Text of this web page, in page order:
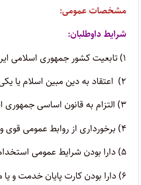
مشخصات عمومی:
شرایط داوطلبان:
۱) تابعیت کشور جمهوری اسلامی ایران.
۲) اعتقاد به دین مبین اسلام یا یکی از ادیان شناخته شده در قانون اساسی جمهوری اسلامی ایران.
۳) التزام به قانون اساسی جمهوری اسلامی ایران.
۴) برخورداری از روابط عمومی قوی و آراستگی ظاهر.
۵) دارا بودن شرایط عمومی استخدام و برخورداری کامل از سلامتی جسمی و روحی و توانایی لازم براساس تایید پزشک معتمد بانک.
۶) دارا بودن کارت پایان خدمت و یا معافیت دائم غیرپزشکی .